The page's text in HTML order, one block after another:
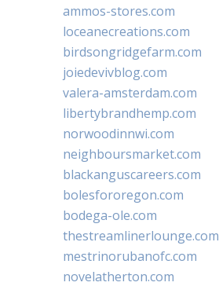
ammos-stores.com
loceanecreations.com
birdsongridgefarm.com
joiedevivblog.com
valera-amsterdam.com
libertybrandhemp.com
norwoodinnwi.com
neighboursmarket.com
blackanguscareers.com
bolesfororegon.com
bodega-ole.com
thestreamlinerlounge.com
mestrinorubanofc.com
novelatherton.com